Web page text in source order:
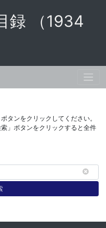
録 （1934
タンをクリックしてください。
」ボタンをクリックすると全件